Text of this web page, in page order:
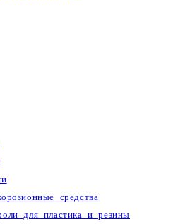
средства
для пластика и резины